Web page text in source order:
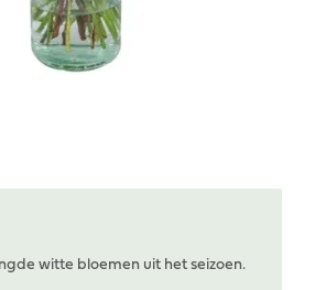
witte bloemen uit het seizoen.